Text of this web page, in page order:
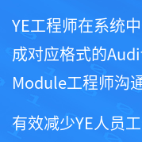
YE工程师在系统
成对应格式的
Module工程师沟通
有效减少YE人员